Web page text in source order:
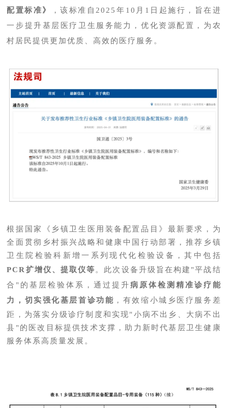
配置标准》
，该标准自2025年10月1日起施行，旨在进
一步提升基层医疗卫生服务能力，优化资源配置，为农
村居民提供更加优质、高效的医疗服务。
根据国家《乡镇卫生医用装备配置品目》最新要求，为
全面贯彻乡村振兴战略和健康中国行动部署，推荐乡镇
卫生院检验科新增一系列现代化检验设备，其中包括
PCR扩增仪、提取仪等。此次设备升级旨在构建"平战结
合"的基层检验体系，通过提升病原体检测精准诊疗能
力， 切实强化基层首诊功能 ，有效缩小城乡医疗服务差
距，为落实分级诊疗制度和实现"小病不出乡、大病不出
县"的医改目标提供技术支撑，助力新时代基层卫生健康
服务体系高质量发展。